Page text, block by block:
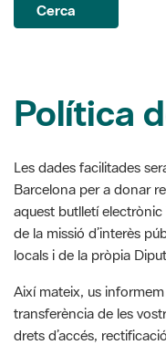
Cerca
Política
Les dades facilitades
Barcelona per a donar
aquest butlletí
de la missió d’interès
locals i de la pròpia
Així mateix, us
transferència de les
drets d’accés,